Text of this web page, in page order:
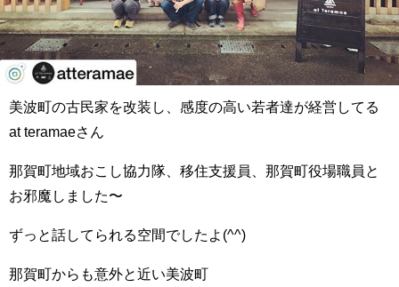
美波町の古民家を改装し、感度の高い若者達が経営してる
at teramaeさん
那賀町地域おこし協力隊、移住支援員、那賀町役場職員と
お邪魔しました〜
ずっと話してられる空間でしたよ(^^)
那賀町からも意外と近い美波町